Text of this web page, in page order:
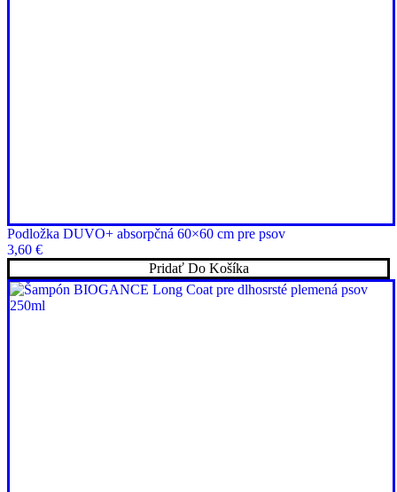
Podložka DUVO+ absorpčná 60×60 cm pre psov
3,60 €
Pridať Do Košíka